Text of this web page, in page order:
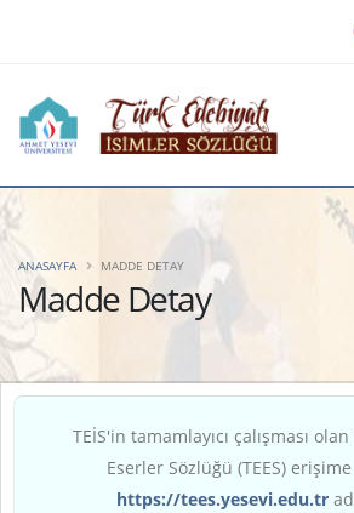
Madde Detay
ANASAYFA MADDE DETAY
TEİS'in tamamlayıcı çalışması
Eserler Sözlüğü (TEES) erişime
https://tees.yesevi.edu.tr